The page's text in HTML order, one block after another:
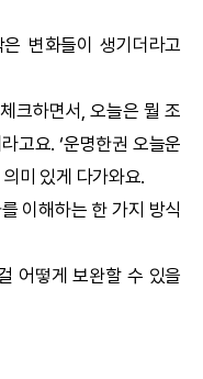
변화들이 생기더라고
크하면서, 오늘은 뭘 조
고요. ‘운명한권 오늘운
미 있게 다가와요.
이해하는 한 가지 방식
어떻게 보완할 수 있을